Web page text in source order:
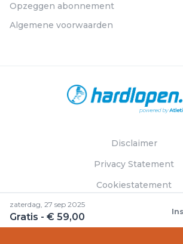
zaterdag, 27 sep 2025
Gratis - € 59,00
Opzeggen abonnement
Algemene voorwaarden
Disclaimer
Privacy Statement
Cookiestatement
© Hardlopen.nl 2026. Alle rechten